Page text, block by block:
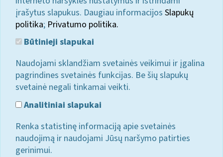
įrašytus slapukus. Daugiau informacijos Slapukų
politika; Privatumo politika.
Būtinieji slapukai
Naudojami sklandžiam svetainės veikimui ir įgalina
pagrindines svetainės funkcijas. Be šių slapukų
svetainė negali tinkamai veikti.
Analitiniai slapukai
Renka statistinę informaciją apie svetainės
naudojimą ir naudojami Jūsų naršymo patirties
gerinimui.